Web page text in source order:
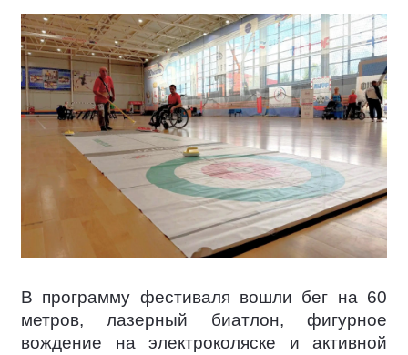
В программу фестиваля вошли бег на 60
метров, лазерный биатлон, фигурное
вождение на электроколяске и активной